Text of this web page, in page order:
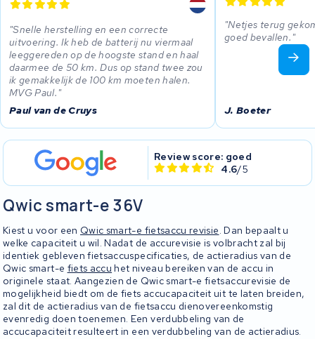
Snelle herstelling en een correcte
uitvoering. Ik heb de batterij nu viermaal
leeggereden op de hoogste stand en haal
daarmee de 50 km. Dus op stand twee zou
ik gemakkelijk de 100 km moeten halen.
MVG Paul.
Paul van de Cruys
Netjes terug
goed bevallen.
J. Boeter
Review score: goed
4.6/5
Qwic smart-e 36V
Kiest u voor een Qwic smart-e fietsaccu revisie. Dan bepaalt u
welke capaciteit u wil. Nadat de accurevisie is volbracht zal bij
identiek gebleven fietsaccuspecificaties, de actieradius van de
Qwic smart-e fiets accu het niveau bereiken van de accu in
originele staat. Aangezien de Qwic smart-e fietsaccurevisie de
mogelijkheid biedt om de fiets accucapaciteit uit te laten breiden,
zal dit de actieradius van de fietsaccu dienovereenkomstig
evenredig doen toenemen. Een verdubbeling van de
accucapaciteit resulteert in een verdubbeling van de actieradius.